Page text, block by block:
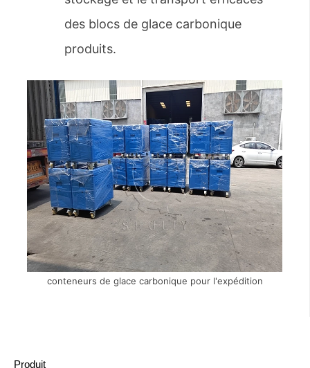
des blocs de glace carbonique
produits.
conteneurs de glace carbonique pour l'expédition
Produit